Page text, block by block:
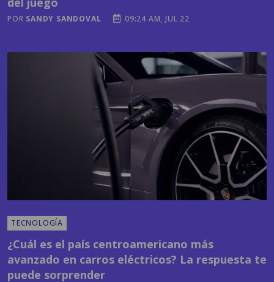
avanzado en carros eléctricos? La respuesta te
puede sorprender
EMISORAS UNIDAS 03:41 PM, JUL 21